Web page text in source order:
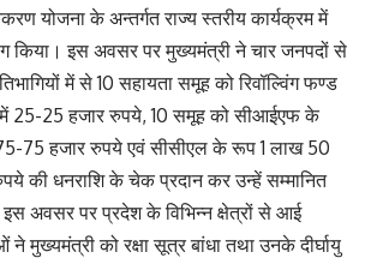
योजना के अन्तर्गत राज्य स्तरीय कार्यक्रम में
किया। इस अवसर पर मुख्यमंत्री ने चार जनपदों से
में से 10 सहायता समूह को रिवॉल्विंग फण्ड
25-25 हजार रुपये, 10 समूह को सीआईएफ के
75 हजार रुपये एवं सीसीएल के रूप 1 लाख 50
की धनराशि के चेक प्रदान कर उन्हें सम्मानित
अवसर पर प्रदेश के विभिन्न क्षेत्रों से आई
ने मुख्यमंत्री को रक्षा सूत्र बांधा तथा उनके दीर्घायु